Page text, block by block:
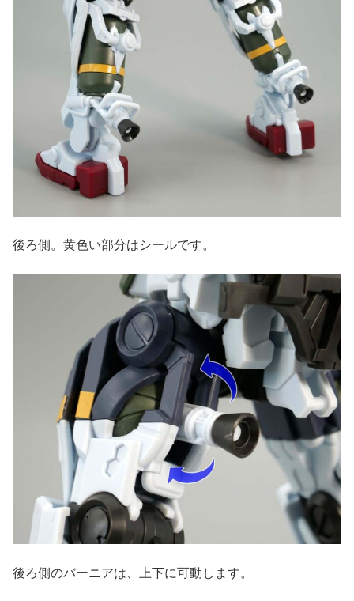
後ろ側。黄色い部分はシールです。
後ろ側のバーニアは、上下に可動します。